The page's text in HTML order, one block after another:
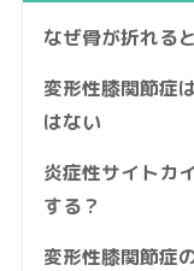
なぜ骨が折れる
変形性膝関節症
はない
炎症性サイトカ
する？
変形性膝関節症